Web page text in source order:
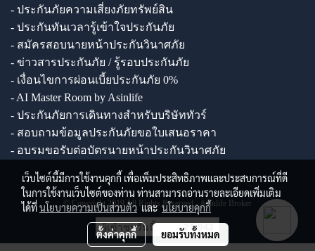
- ประกันภัยความเสี่ยงภัยทรัพย์สิน
- ประกันทันเวลารู้เข้าใจประกันภัย
- สมัครสอบนายหน้าประกันวินาศภัย
- ข่าวสารประกันภัย / รู้รอบประกันภัย
- เงื่อนไขการผ่อนเบี้ยประกันภัย 0%
- AI Master Room by Asinlife
- ประกันภัยการเดินทางสำหรับบริษัททัวร์
- สอบถามข้อมูลประกันภัยขอใบเสนอราคา
- อบรมขอรับต่อบัตรนายหน้าประกันวินาศภัย
© Copyright 2019 All Rights Reserved - Asinlife Broker
ผู้เข้าชมวันนี้ 21,943
เว็บไซต์นี้มีการใช้งานคุกกี้ เพื่อเพิ่มประสิทธิภาพและประสบการณ์ที่ดี
ในการใช้งานเว็บไซต์ของท่าน ท่านสามารถอ่านรายละเอียดเพิ่มเติม
ได้ที่นโยบายความเป็นส่วนตัว และนโยบายคุกกี้
ตั้งค่าคุกกี้ ยอมรับทั้งหมด